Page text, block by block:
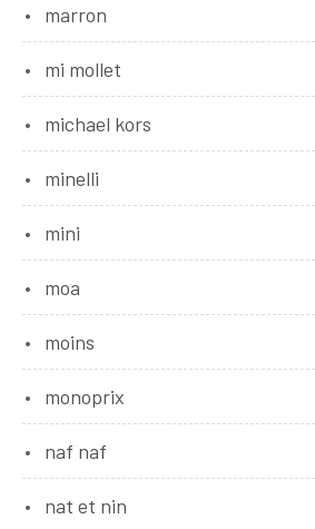
marron
mi mollet
michael kors
minelli
mini
moa
moins
monoprix
naf naf
nat et nin